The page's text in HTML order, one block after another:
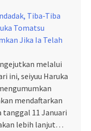
Tiba-Tiba
Tomatsu
Jika Ia Telah
melalui
ini, seiyuu Haruka
mendaftarkan
tanggal 11 Januari
lebih lanjut…